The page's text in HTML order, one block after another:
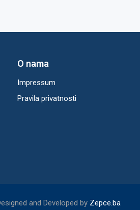
O nama
Impressum
Pravila privatnosti
and Developed by Zepce.ba